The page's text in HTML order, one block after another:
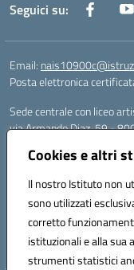
Cookies e altri
Il nostro Istituto non
sono utilizzati
corretto
istituzionali e alla sua
strumenti statistici
Seguici su:
Email:
Posta elettronica
Sede centrale con liceo
via Armando Diaz, 59 -
via T. Campanella,
Sede succursale con liceo
via S. Pellico, 80011
Email:
Nome Ufficio PA:
C.Fisc: 93056740637